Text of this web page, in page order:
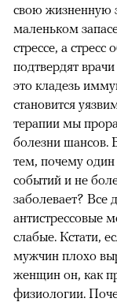
свою жизненную
маленьком
стрессе, а
подтвердят
это кладезь
становится
терапии мы
болезни шансов.
тем, почему один
событий и не
заболевает? Все
антистрессовые
слабые. Кстати,
мужчин плохо
женщин он, как
физиологии.